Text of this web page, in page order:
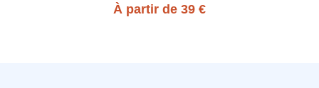
À partir de 39 €